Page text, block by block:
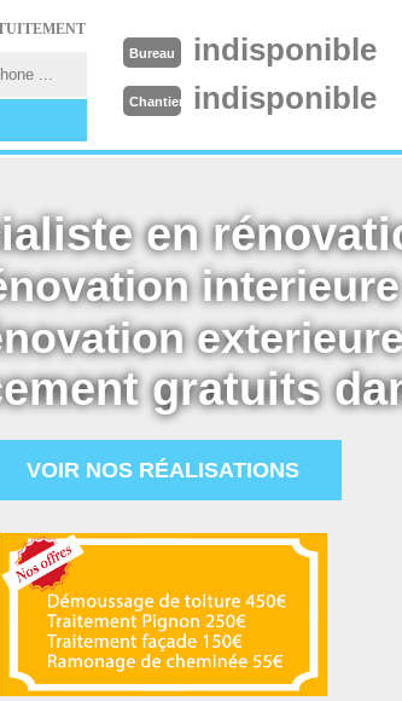
Bureau indisponible
Chantier indisponible
en
interieure
gratuits
VOIR NOS RÉALISATIONS